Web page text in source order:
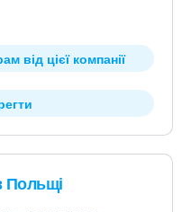
від цієї компанії
Польщі